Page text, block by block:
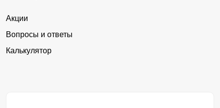
Акции
Вопросы и ответы
Калькулятор